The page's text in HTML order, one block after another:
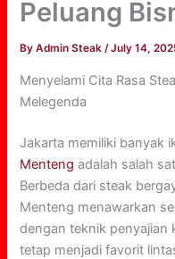
Peluang
ByAdmin Steak/July 14,
Menyelami Cita Rasa
Melegenda
Jakarta memiliki banyak
Menteng adalah salah
Berbeda dari steak
Menteng menawarkan
dengan teknik penyajian
tetap menjadi favorit